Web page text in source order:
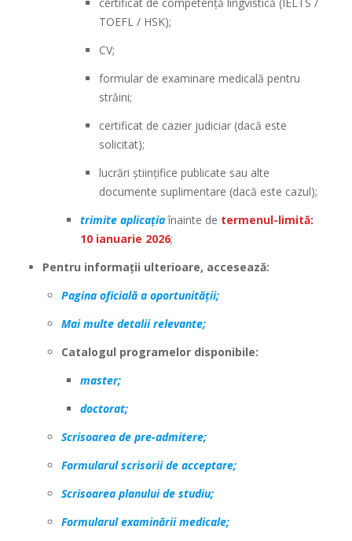
TOEFL / HSK);
CV;
formular de examinare medicală pentru
străini;
certificat de cazier judiciar (dacă este
solicitat);
lucrări științifice publicate sau alte
documente suplimentare (dacă este cazul);
trimite aplicațiaînainte de termenul-limită:
10 ianuarie 2026;
Pentru informații ulterioare, accesează:
Pagina oficială a oportunității;
Mai multe detalii relevante;
Catalogul programelor disponibile:
master;
doctorat;
Scrisoarea de pre-admitere;
Formularul scrisorii de acceptare;
Scrisoarea planului de studiu;
Formularul examinării medicale;